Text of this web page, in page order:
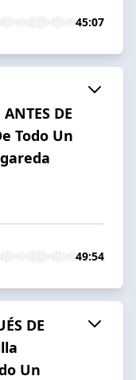
45:07
DE
Todo Un
49:54
DE
Un